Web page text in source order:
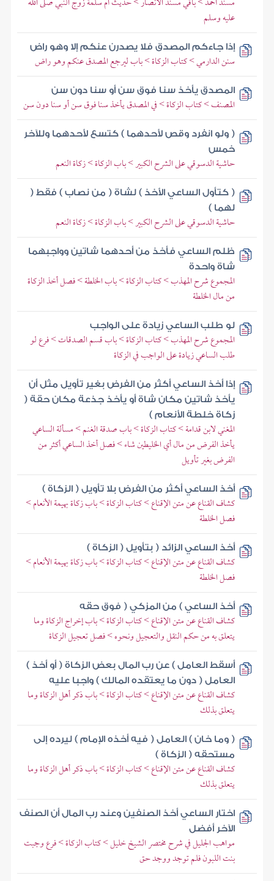
عليه وسلم
إذا جاءكم المصدق فلا يصدرن عنكم إلا وهو راض
سنن الدارمي > كتاب الزكاة > باب ليرجع المصدق عنكم وهو راض
المصدق يأخذ سنا فوق سن أو سنا دون سن
المصنف > كتاب الزكاة > في المصدق يأخذ سنا فوق سن أو سنا دون سن
( ولو انفرد وقص لأحدهما ) كتسع لأحدهما وللآخر
خمس
حاشية الدسوقي على الشرح الكبير > باب الزكاة > زكاة النعم
( كتأول الساعي الأخذ ) لشاة ( من نصاب ) فقط (
لهما )
حاشية الدسوقي على الشرح الكبير > باب الزكاة > زكاة النعم
ظلم الساعي فأخذ من أحدهما شاتين وواجبهما
شاة واحدة
المجموع شرح المهذب > كتاب الزكاة > باب الخلطة > فصل أخذ الزكاة
من مال الخلطة
لو طلب الساعي زيادة على الواجب
المجموع شرح المهذب > كتاب الزكاة > باب قسم الصدقات > فرع لو
طلب الساعي زيادة على الواجب في الزكاة
إذا أخذ الساعي أكثر من الفرض بغير تأويل مثل أن
يأخذ شاتين مكان شاة أو يأخذ جذعة مكان حقة (
زكاة خلطة الأنعام )
المغني لابن قدامة > كتاب الزكاة > باب صدقة الغنم > مسألة الساعي
يأخذ الفرض من مال أي الخليطين شاء > فصل أخذ الساعي أكثر من
الفرض بغير تأويل
أخذ الساعي أكثر من الفرض بلا تأويل ( الزكاة )
كشاف القناع عن متن الإقناع > كتاب الزكاة > باب زكاة بهيمة الأنعام >
فصل الخلطة
أخذ الساعي الزائد ( بتأويل ( الزكاة )
كشاف القناع عن متن الإقناع > كتاب الزكاة > باب زكاة بهيمة الأنعام >
فصل الخلطة
أخذ الساعي ) من المزكي ( فوق حقه
كشاف القناع عن متن الإقناع > كتاب الزكاة > باب إخراج الزكاة وما
يتعلق به من حكم النقل والتعجيل ونحوه > فصل تعجيل الزكاة
أسقط العامل ) عن رب المال بعض الزكاة ( أو أخذ )
العامل ( دون ما يعتقده المالك ) واجبا عليه
كشاف القناع عن متن الإقناع > كتاب الزكاة > باب ذكر أهل الزكاة وما
يتعلق بذلك
( وما خان ) العامل ( فيه أخذه الإمام ) ليرده إلى
مستحقه ( الزكاة )
كشاف القناع عن متن الإقناع > كتاب الزكاة > باب ذكر أهل الزكاة وما
يتعلق بذلك
اختار الساعي أخذ الصنفين وعند رب المال أن الصنف
الآخر أفضل
مواهب الجليل في شرح مختصر الشيخ خليل > كتاب الزكاة > فرع وجبت
بنت اللبون فلم توجد ووجد حق